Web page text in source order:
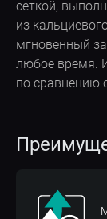
сеткой,
из
мгновенный
любое время.
по сравнению